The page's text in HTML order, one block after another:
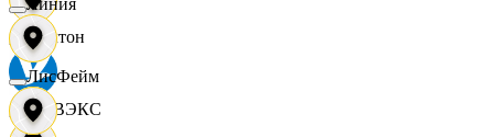
Мултон
НОВЭКС
ЛисФейм